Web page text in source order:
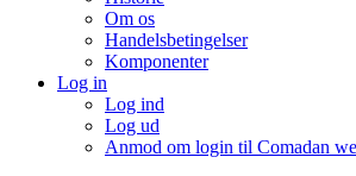
Om os
Handelsbetingelser
Komponenter
Log in
Log ind
Log ud
Anmod om login til Comadan